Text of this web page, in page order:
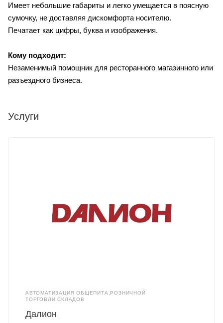
Имеет небольшие габариты и легко умещается в поясную
сумочку, не доставляя дискомфорта носителю.
Печатает как цифры, буква и изображения.
Кому подходит:
Незаменимый помощник для ресторанного магазинного или
разъездного бизнеса.
Услуги
АВТОМАТИЗАЦИЯ ОБЩЕПИТА,РОЗНИЧНОЙ
ТОРГОВЛИ,СКЛАДОВ
Далион